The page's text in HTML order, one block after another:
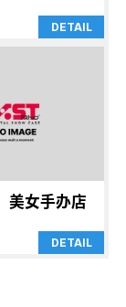
DETAIL
美女手办店
DETAIL